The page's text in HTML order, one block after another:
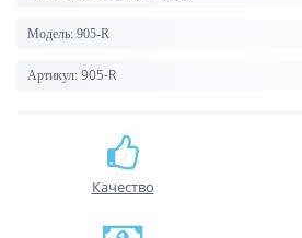
Модель: 905-R
Артикул: 905-R
Качество